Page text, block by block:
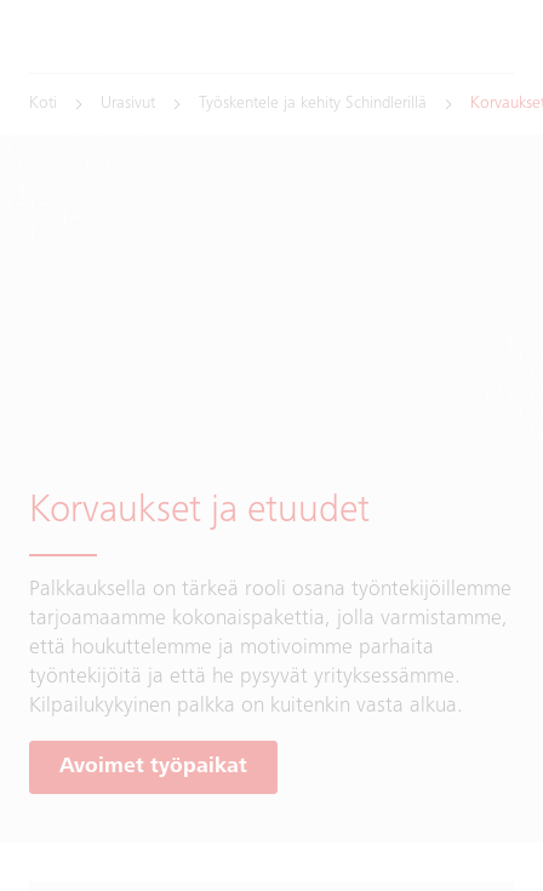
Koti Urasivut Työskentele ja kehity Schindlerillä
Korvaukset ja etuudet
Palkkauksella on tärkeä rooli osana työntekijöillemme
tarjoamaamme kokonaispakettia, jolla varmistamme,
että houkuttelemme ja motivoimme parhaita
työntekijöitä ja että he pysyvät yrityksessämme.
Kilpailukykyinen palkka on kuitenkin vasta alkua.
Avoimet työpaikat